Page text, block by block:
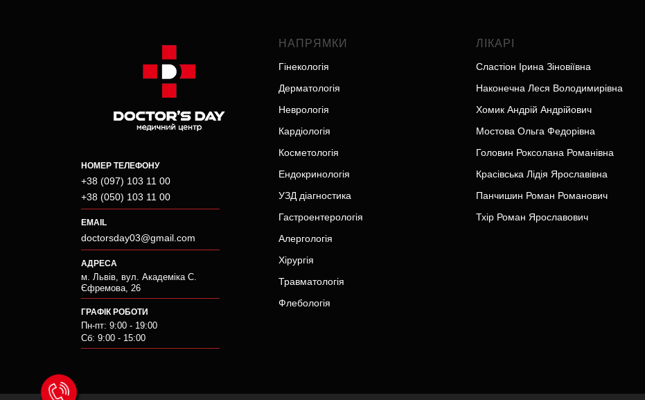
НОМЕР ТЕЛЕФОНУ
+38 (097) 103 11 00
+38 (050) 103 11 00
EMAIL
doctorsday03@gmail.com
АДРЕСА
м. Львів, вул. Академіка С.
Єфремова, 26
ГРАФІК РОБОТИ
Пн-пт: 9:00 - 19:00
Сб: 9:00 - 15:00
НАПРЯМКИ
Гінекологія
Дерматологія
Неврологія
Кардіологія
Косметологія
Ендокринологія
УЗД діагностика
Гастроентерологія
Алергологія
Хірургія
Травматологія
Флебологія
ЛІКАРІ
Сластіон Ірина Зіновіївна
Наконечна Леся Володимирівна
Хомик Андрій Андрійович
Мостова Ольга Федорівна
Головин Роксолана Романівна
Красівська Лідія Ярославівна
Панчишин Роман Романович
Тхір Роман Ярославович